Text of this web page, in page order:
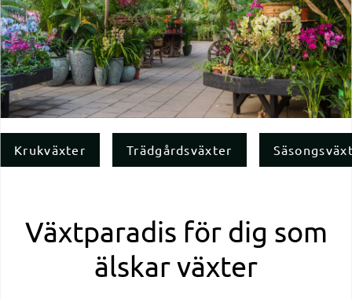
Krukväxter Trädgårdsväxter
Växtparadis för dig som
älskar växter